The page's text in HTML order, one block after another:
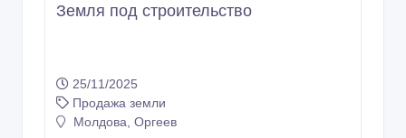
Земля под строительство
25/11/2025
Продажа земли
Молдова, Оргеев